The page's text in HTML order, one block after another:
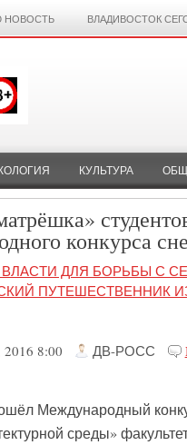
НОВОСТЬ ВЛАДИВОСТОК
КУЛЬТУРА
конкурса
ВЛАСТИ ДЛЯ БОРЬБЫ С
ПУТЕШЕСТВЕННИК
8:00 ДВ-РОСС
Международный
среды»